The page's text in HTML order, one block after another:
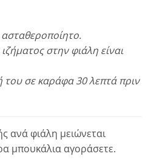
ασταθεροποίητο.
στην φιάλη είναι
του σε καράφα 30 λεπτά πριν
ανά φιάλη μειώνεται
μπουκάλια αγοράσετε.